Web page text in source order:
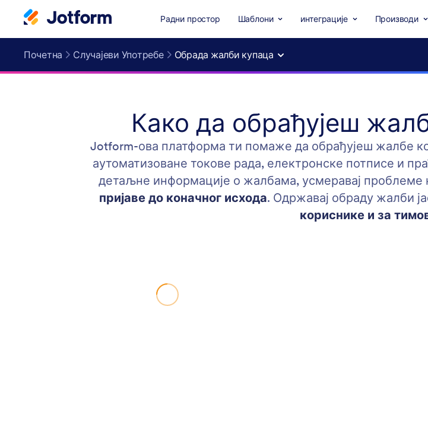
Радни простор Шаблони интеграције Производи
Почетна Случајеви Употребе Обрада жалби купаца
Како да обрађујеш
Jotform-ова платформа ти помаже да обрађујеш жалбе
аутоматизоване токове рада, електронске потписе и
детаљне информације о жалбама, усмеравај проблеме
пријаве до коначног исхода. Одржавај обраду жалби
кориснике и за